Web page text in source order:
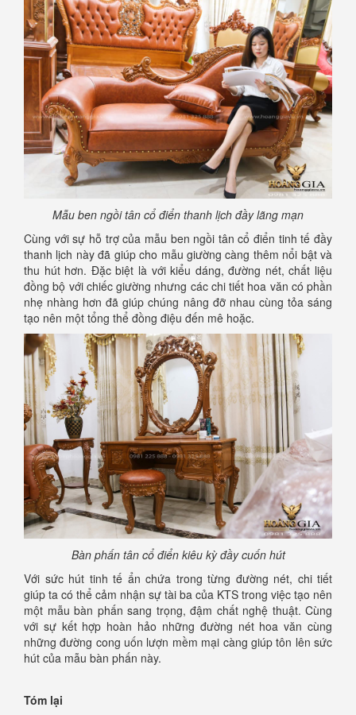
Mẫu ben ngồi tân cổ điển thanh lịch đầy lãng mạn
Cùng với sự hỗ trợ của mẫu ben ngồi tân cổ điển tinh tế đầy
thanh lịch này đã giúp cho mẫu giường càng thêm nổi bật và
thu hút hơn. Đặc biệt là với kiểu dáng, đường nét, chất liệu
đồng bộ với chiếc giường nhưng các chi tiết hoa văn có phần
nhẹ nhàng hơn đã giúp chúng nâng đỡ nhau cùng tỏa sáng
tạo nên một tổng thể đồng điệu đến mê hoặc.
Bàn phấn tân cổ điển kiêu kỳ đầy cuốn hút
Với sức hút tinh tế ẩn chứa trong từng đường nét, chi tiết
giúp ta có thể cảm nhận sự tài ba của KTS trong việc tạo nên
một mẫu bàn phấn sang trọng, đậm chất nghệ thuật. Cùng
với sự kết hợp hoàn hảo những đường nét hoa văn cùng
những đường cong uốn lượn mềm mại càng giúp tôn lên sức
hút của mẫu bàn phấn này.
Tóm lại